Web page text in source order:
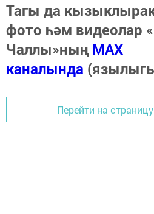
Тагы да
фото һәм видеолар
Чаллы»ныңMAX
каналында
Перейти на